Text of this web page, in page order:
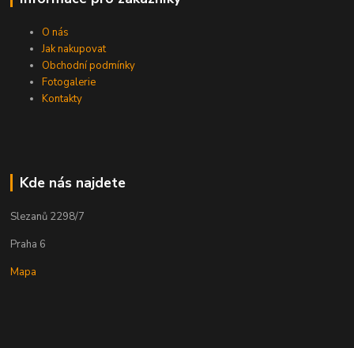
O nás
Jak nakupovat
Obchodní podmínky
Fotogalerie
Kontakty
Kde nás najdete
Slezanů 2298/7
Praha 6
Mapa